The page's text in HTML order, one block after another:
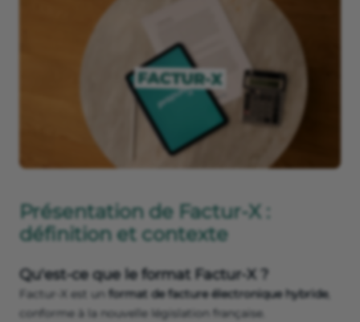
Présentation de Factur-X :
définition et contexte
Qu'est-ce que le format Factur-X ?
Factur-X est un format de facture électronique hybride,
conforme à la nouvelle législation française.